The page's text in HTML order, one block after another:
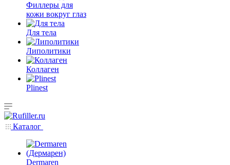
Филлеры для
кожи вокруг глаз
Для тела
Липолитики
Коллаген
Plinest
Каталог
Dermaren